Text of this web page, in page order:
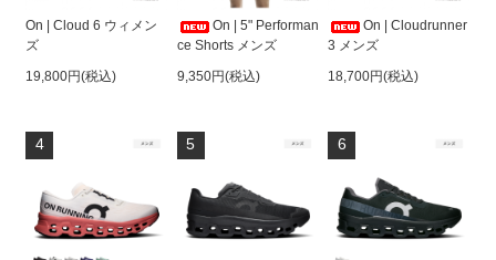
On | Cloud 6 ウィメン
ズ
19,800円(税込)
On | 5" Performan
ce Shorts メンズ
9,350円(税込)
On | Cloudrunner
3 メンズ
18,700円(税込)
4 5 6